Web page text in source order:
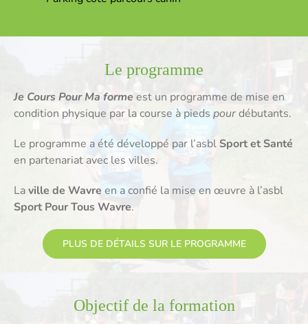
Le programme
Je Cours Pour Ma forme est un programme de mise en
condition physique par la course à pieds pourdébutants.
Le programme a été développé par l’asbl Sport et Santé
en partenariat avec les villes.
Laville de Wavre en a confié la mise en œuvre à l’asbl
Sport Pour Tous Wavre.
PLUS DE DÉTAILS SUR LE PROGRAMME
Objectif de la formation